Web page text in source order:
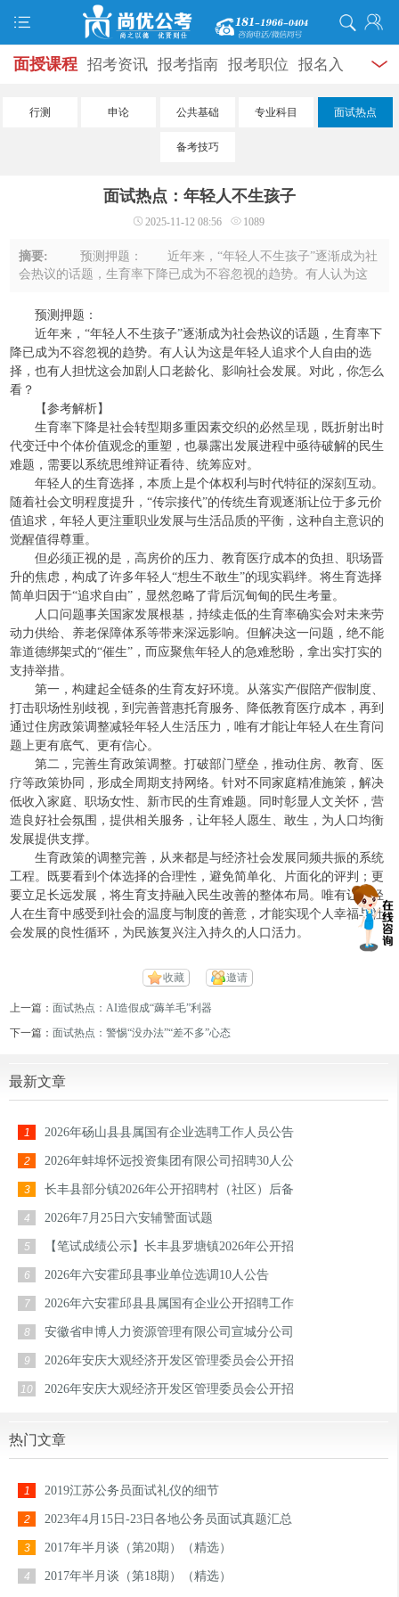
面授课程 招考资讯 报考指南 报考职位 报名入
打准考证 成绩查询 面试公告 录用公示 辅导
考试题库 模拟试题
行测 申论 公共基础 专业科目 面试热点
备考技巧
面试热点：年轻人不生孩子
2025-11-12 08:56 1089
摘要:
预测押题： 近年来，“年轻人不生孩子”逐渐成为社
会热议的话题，生育率下降已成为不容忽视的趋势。有人认为这
化、影响社会发展。对此，你怎么看？ ...
预测押题：
近年来，“年轻人不生孩子”逐渐成为社会热议的话题，生育率下
降已成为不容忽视的趋势。有人认为这是年轻人追求个人自由的选
择，也有人担忧这会加剧人口老龄化、影响社会发展。对此，你怎么
看？
【参考解析】
生育率下降是社会转型期多重因素交织的必然呈现，既折射出时
代变迁中个体价值观念的重塑，也暴露出发展进程中亟待破解的民生
难题，需要以系统思维辩证看待、统筹应对。
年轻人的生育选择，本质上是个体权利与时代特征的深刻互动。
随着社会文明程度提升，“传宗接代”的传统生育观逐渐让位于多元价
值追求，年轻人更注重职业发展与生活品质的平衡，这种自主意识的
觉醒值得尊重。
但必须正视的是，高房价的压力、教育医疗成本的负担、职场晋
升的焦虑，构成了许多年轻人“想生不敢生”的现实羁绊。将生育选择
简单归因于“追求自由”，显然忽略了背后沉甸甸的民生考量。
人口问题事关国家发展根基，持续走低的生育率确实会对未来劳
动力供给、养老保障体系等带来深远影响。但解决这一问题，绝不能
靠道德绑架式的“催生”，而应聚焦年轻人的急难愁盼，拿出实打实的
支持举措。
第一，构建起全链条的生育友好环境。从落实产假陪产假制度、
打击职场性别歧视，到完善普惠托育服务、降低教育医疗成本，再到
通过住房政策调整减轻年轻人生活压力，唯有才能让年轻人在生育问
题上更有底气、更有信心。
第二，完善生育政策调整。打破部门壁垒，推动住房、教育、医
疗等政策协同，形成全周期支持网络。针对不同家庭精准施策，解决
低收入家庭、职场女性、新市民的生育难题。同时彰显人文关怀，营
造良好社会氛围，提供相关服务，让年轻人愿生、敢生，为人口均衡
发展提供支撑。
生育政策的调整完善，从来都是与经济社会发展同频共振的系统
工程。既要看到个体选择的合理性，避免简单化、片面化的评判；更
要立足长远发展，将生育支持融入民生改善的整体布局。唯有让年轻
人在生育中感受到社会的温度与制度的善意，才能实现个人幸福与社
会发展的良性循环，为民族复兴注入持久的人口活力。
收藏 邀请
上一篇：面试热点：AI造假成“薅羊毛”利器
下一篇：面试热点：警惕“没办法”“差不多”心态
最新文章
1 2026年砀山县县属国有企业选聘工作人员公告
2 2026年蚌埠怀远投资集团有限公司招聘30人公
3 长丰县部分镇2026年公开招聘村（社区）后备
4 2026年7月25日六安辅警面试题
5 【笔试成绩公示】长丰县罗塘镇2026年公开招
6 2026年六安霍邱县事业单位选调10人公告
7 2026年六安霍邱县县属国有企业公开招聘工作
8 安徽省申博人力资源管理有限公司宣城分公司
9 2026年安庆大观经济开发区管理委员会公开招
10 2026年安庆大观经济开发区管理委员会公开招
热门文章
1 2019江苏公务员面试礼仪的细节
2 2023年4月15日-23日各地公务员面试真题汇总
3 2017年半月谈（第20期）（精选）
4 2017年半月谈（第18期）（精选）